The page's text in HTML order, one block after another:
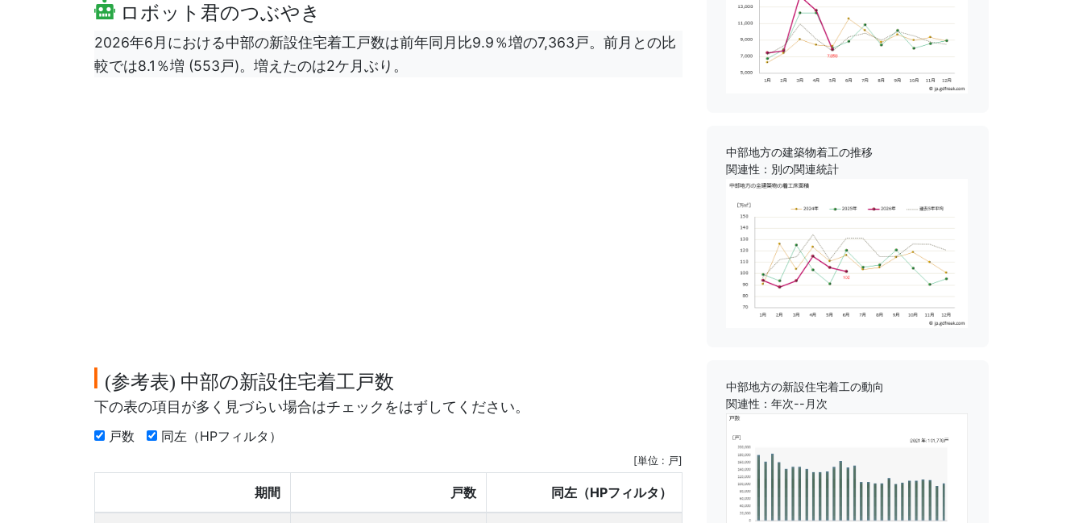
ロボット君のつぶやき
2026年6月における中部の新設住宅着工戸数は前年同月比9.9％増の7,363戸。前月との比
較では8.1％増 (553戸)。増えたのは2ケ月ぶり。
(参考表) 中部の新設住宅着工戸数
下の表の項目が多く見づらい場合はチェックをはずしてください。
戸数 同左（HPフィルタ）
[単位 : 戸]
期間 戸数 同左（HPフィルタ）
中部地方の建築物着工の推移
関連性：別の関連統計
中部地方の新設住宅着工の動向
関連性：年次--月次